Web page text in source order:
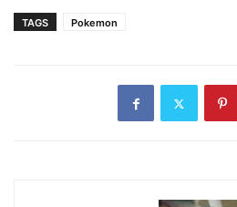
TAGS Pokemon